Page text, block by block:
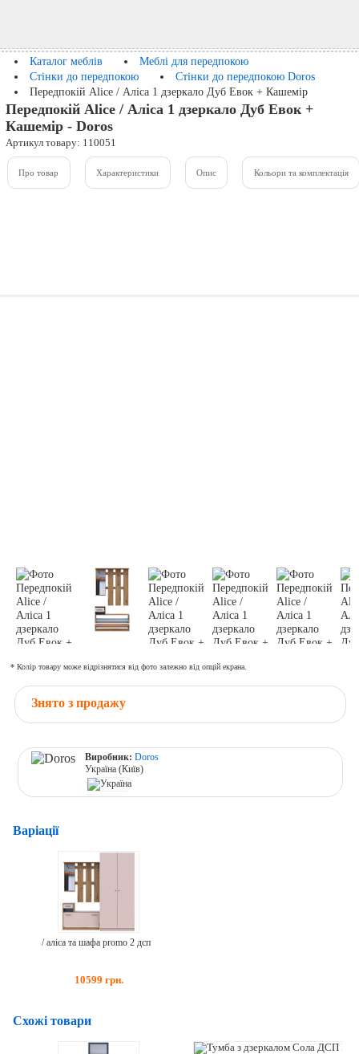
Каталог меблів
Меблі для передпокою
Стінки до передпокою
Стінки до передпокою Doros
Передпокій Alice / Аліса 1 дзеркало Дуб Евок + Кашемір
Передпокій Alice / Аліса 1 дзеркало Дуб Евок +
Кашемір - Doros
Артикул товару: 110051
Про товар Характеристики Опис Кольори та комплектація
* Колір товару може відрізнятися від фото залежно від опцій екрана.
Знято з продажу
Виробник:Doros
Україна (Київ)
Варіації
/ аліса та шафа promo 2 дсп
10599 грн.
Схожі товари